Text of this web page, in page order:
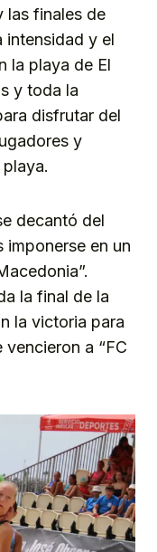
las finales de
intensidad y el
la playa de El
y toda la
disfrutar del
y
decantó del
imponerse en un
la final de la
la victoria para
a “FC